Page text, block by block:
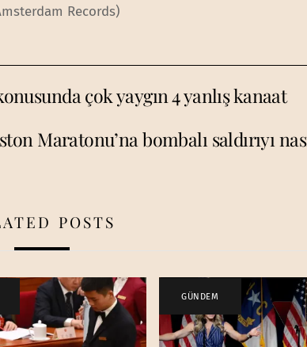
Records)
çok yaygın 4 yanlış kanaat
Maratonu’na bombalı saldırıyı
POSTS
GÜNDEM